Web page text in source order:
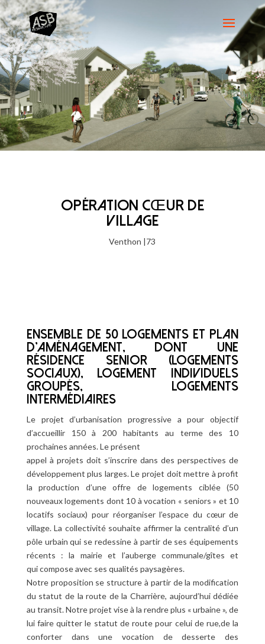
OPÉRATION CŒUR DE
VILLAGE
Venthon |73
ENSEMBLE DE 50 LOGEMENTS ET PLAN
D’AMÉNAGEMENT, DONT UNE
RÉSIDENCE SENIOR (LOGEMENTS
SOCIAUX), LOGEMENT INDIVIDUELS
GROUPÉS, LOGEMENTS
INTERMÉDIAIRES
Le projet d’urbanisation progressive a pour objectif
d’accueillir 150 à 200 habitants au terme des 10
prochaines années. Le présent
appel à projets doit s’inscrire dans des perspectives de
développement plus larges. Le projet doit mettre à profit
la production d’une offre de logements ciblée (50
nouveaux logements dont 10 à vocation « seniors » et 10
locatifs sociaux) pour réorganiser l’espace du cœur de
village. La collectivité souhaite affirmer la centralité d’un
pôle urbain qui se redessine à partir de ses équipements
récents : la mairie et l’auberge communale/gîtes et
qui compose avec ses qualités paysagères.
Notre proposition se structure à partir de la modification
du statut de la route de la Charrière, aujourd’hui dédiée
au transit. Notre projet vise à la rendre plus « urbaine », de
lui faire quitter le statut de route pour celui de rue,de la
conforter dans une vocation de desserte des